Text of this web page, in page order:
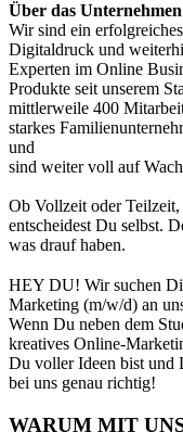
Über das Unternehmen
Wir sind ein
Digitaldruck und
Experten im Online
Produkte seit unserem
mittlerweile 400
starkes
und
sind weiter voll auf
Ob Vollzeit oder
entscheidest Du selbst.
was drauf haben.
HEY DU! Wir suchen
Marketing (m/w/d) an
Wenn Du neben dem
kreatives Online-
Du voller Ideen bist und
bei uns genau richtig!
WARUM MIT